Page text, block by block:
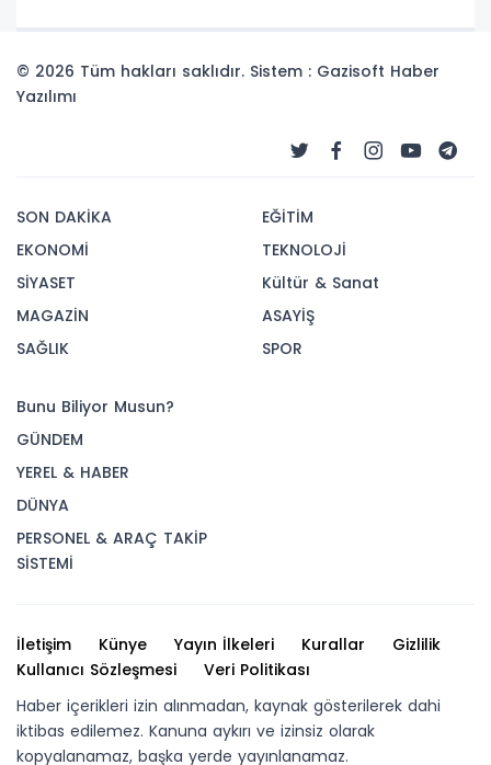
© 2026 Tüm hakları saklıdır. Sistem : Gazisoft Haber
Yazılımı
SON DAKİKA
EKONOMİ
SİYASET
MAGAZİN
SAĞLIK
EĞİTİM
TEKNOLOJİ
Kültür & Sanat
ASAYİŞ
SPOR
Bunu Biliyor Musun?
GÜNDEM
YEREL & HABER
DÜNYA
PERSONEL & ARAÇ TAKİP
SİSTEMİ
İletişim Künye Yayın İlkeleri Kurallar
Gizlilik
Kullanıcı Sözleşmesi
Veri Politikası
Haber içerikleri izin alınmadan, kaynak gösterilerek dahi
iktibas edilemez. Kanuna aykırı ve izinsiz olarak
kopyalanamaz, başka yerde yayınlanamaz.